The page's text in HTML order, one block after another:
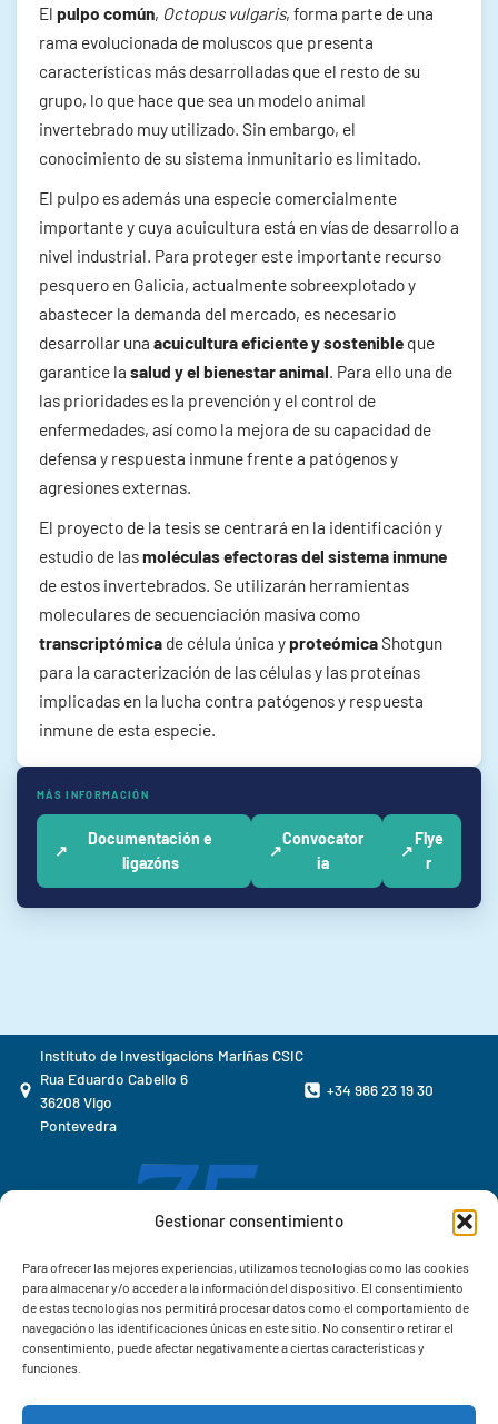
Gestionar consentimiento
Para ofrecer las mejores experiencias, utilizamos tecnologías como las cookies
para almacenar y/o acceder a la información del dispositivo. El consentimiento
de estas tecnologías nos permitirá procesar datos como el comportamiento de
navegación o las identificaciones únicas en este sitio. No consentir o retirar el
consentimiento, puede afectar negativamente a ciertas características y
funciones.
El pulpo común, Octopus vulgaris, forma parte de una
rama evolucionada de moluscos que presenta
características más desarrolladas que el resto de su
grupo, lo que hace que sea un modelo animal
invertebrado muy utilizado. Sin embargo, el
conocimiento de su sistema inmunitario es limitado.
El pulpo es además una especie comercialmente
importante y cuya acuicultura está en vías de desarrollo a
nivel industrial. Para proteger este importante recurso
pesquero en Galicia, actualmente sobreexplotado y
abastecer la demanda del mercado, es necesario
desarrollar una acuicultura eficiente y sostenible que
garantice la salud y el bienestar animal . Para ello una de
las prioridades es la prevención y el control de
enfermedades, así como la mejora de su capacidad de
defensa y respuesta inmune frente a patógenos y
agresiones externas.
El proyecto de la tesis se centrará en la identificación y
estudio de lasmoléculas efectoras del sistema inmune
de estos invertebrados. Se utilizarán herramientas
moleculares de secuenciación masiva como
transcriptómica de célula única yproteómicaShotgun
para la caracterización de las células y las proteínas
implicadas en la lucha contra patógenos y respuesta
inmune de esta especie.
MÁS INFORMACIÓN
↗
Documentación e
ligazóns
↗
Convocator
ia
↗
Flye
r
Instituto de Investigacións Mariñas CSIC
Rua Eduardo Cabello 6
36208 Vigo
Pontevedra
+34 986 23 19 30